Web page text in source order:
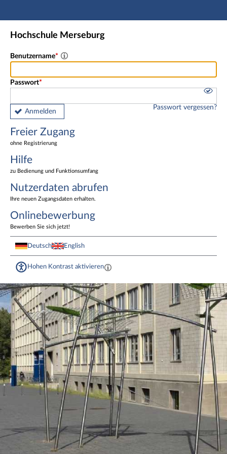
Hauptnavigation
Freier Zugang
Nutzerdaten abrufen
Fußzeile
Hochschule Merseburg
Benutzername
Passwort
Anmelden
Passwort vergessen?
Freier Zugang
ohne Registrierung
Hilfe
zu Bedienung und Funktionsumfang
Nutzerdaten abrufen
Ihre neuen Zugangsdaten erhalten.
Onlinebewerbung
Bewerben Sie sich jetzt!
Deutsch English
Hohen Kontrast aktivieren